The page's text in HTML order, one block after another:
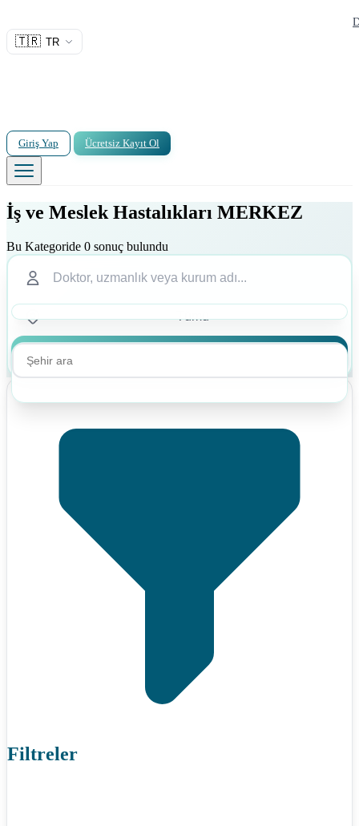
🇹🇷 TR
Giriş Yap Ücretsiz Kayıt Ol
İş ve Meslek Hastalıkları MERKEZ
Bu Kategoride 0 sonuç bulundu
Filtreler